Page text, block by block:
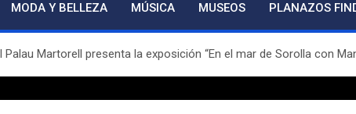
MODA Y BELLEZA MÚSICA MUSEOS PLANAZOS
Palau Martorell presenta la exposición “En el mar de Sorolla con